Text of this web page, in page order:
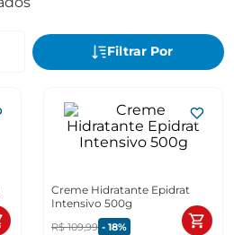
Creme Hidratante Epidrat
Intensivo 500g
R$ 109,99 - 18%